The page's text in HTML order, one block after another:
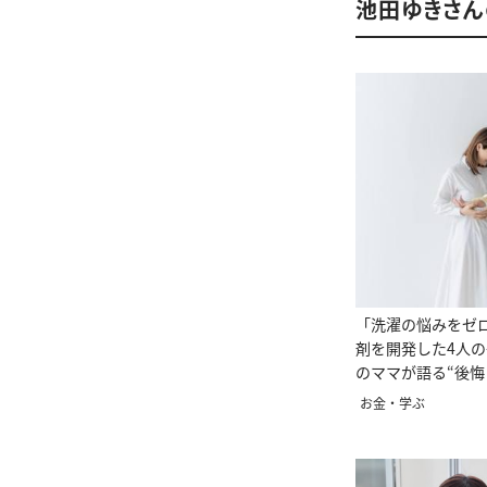
池田ゆきさ
「洗濯の悩みを
剤を開発した4人
のママが語る“後
お金・学ぶ